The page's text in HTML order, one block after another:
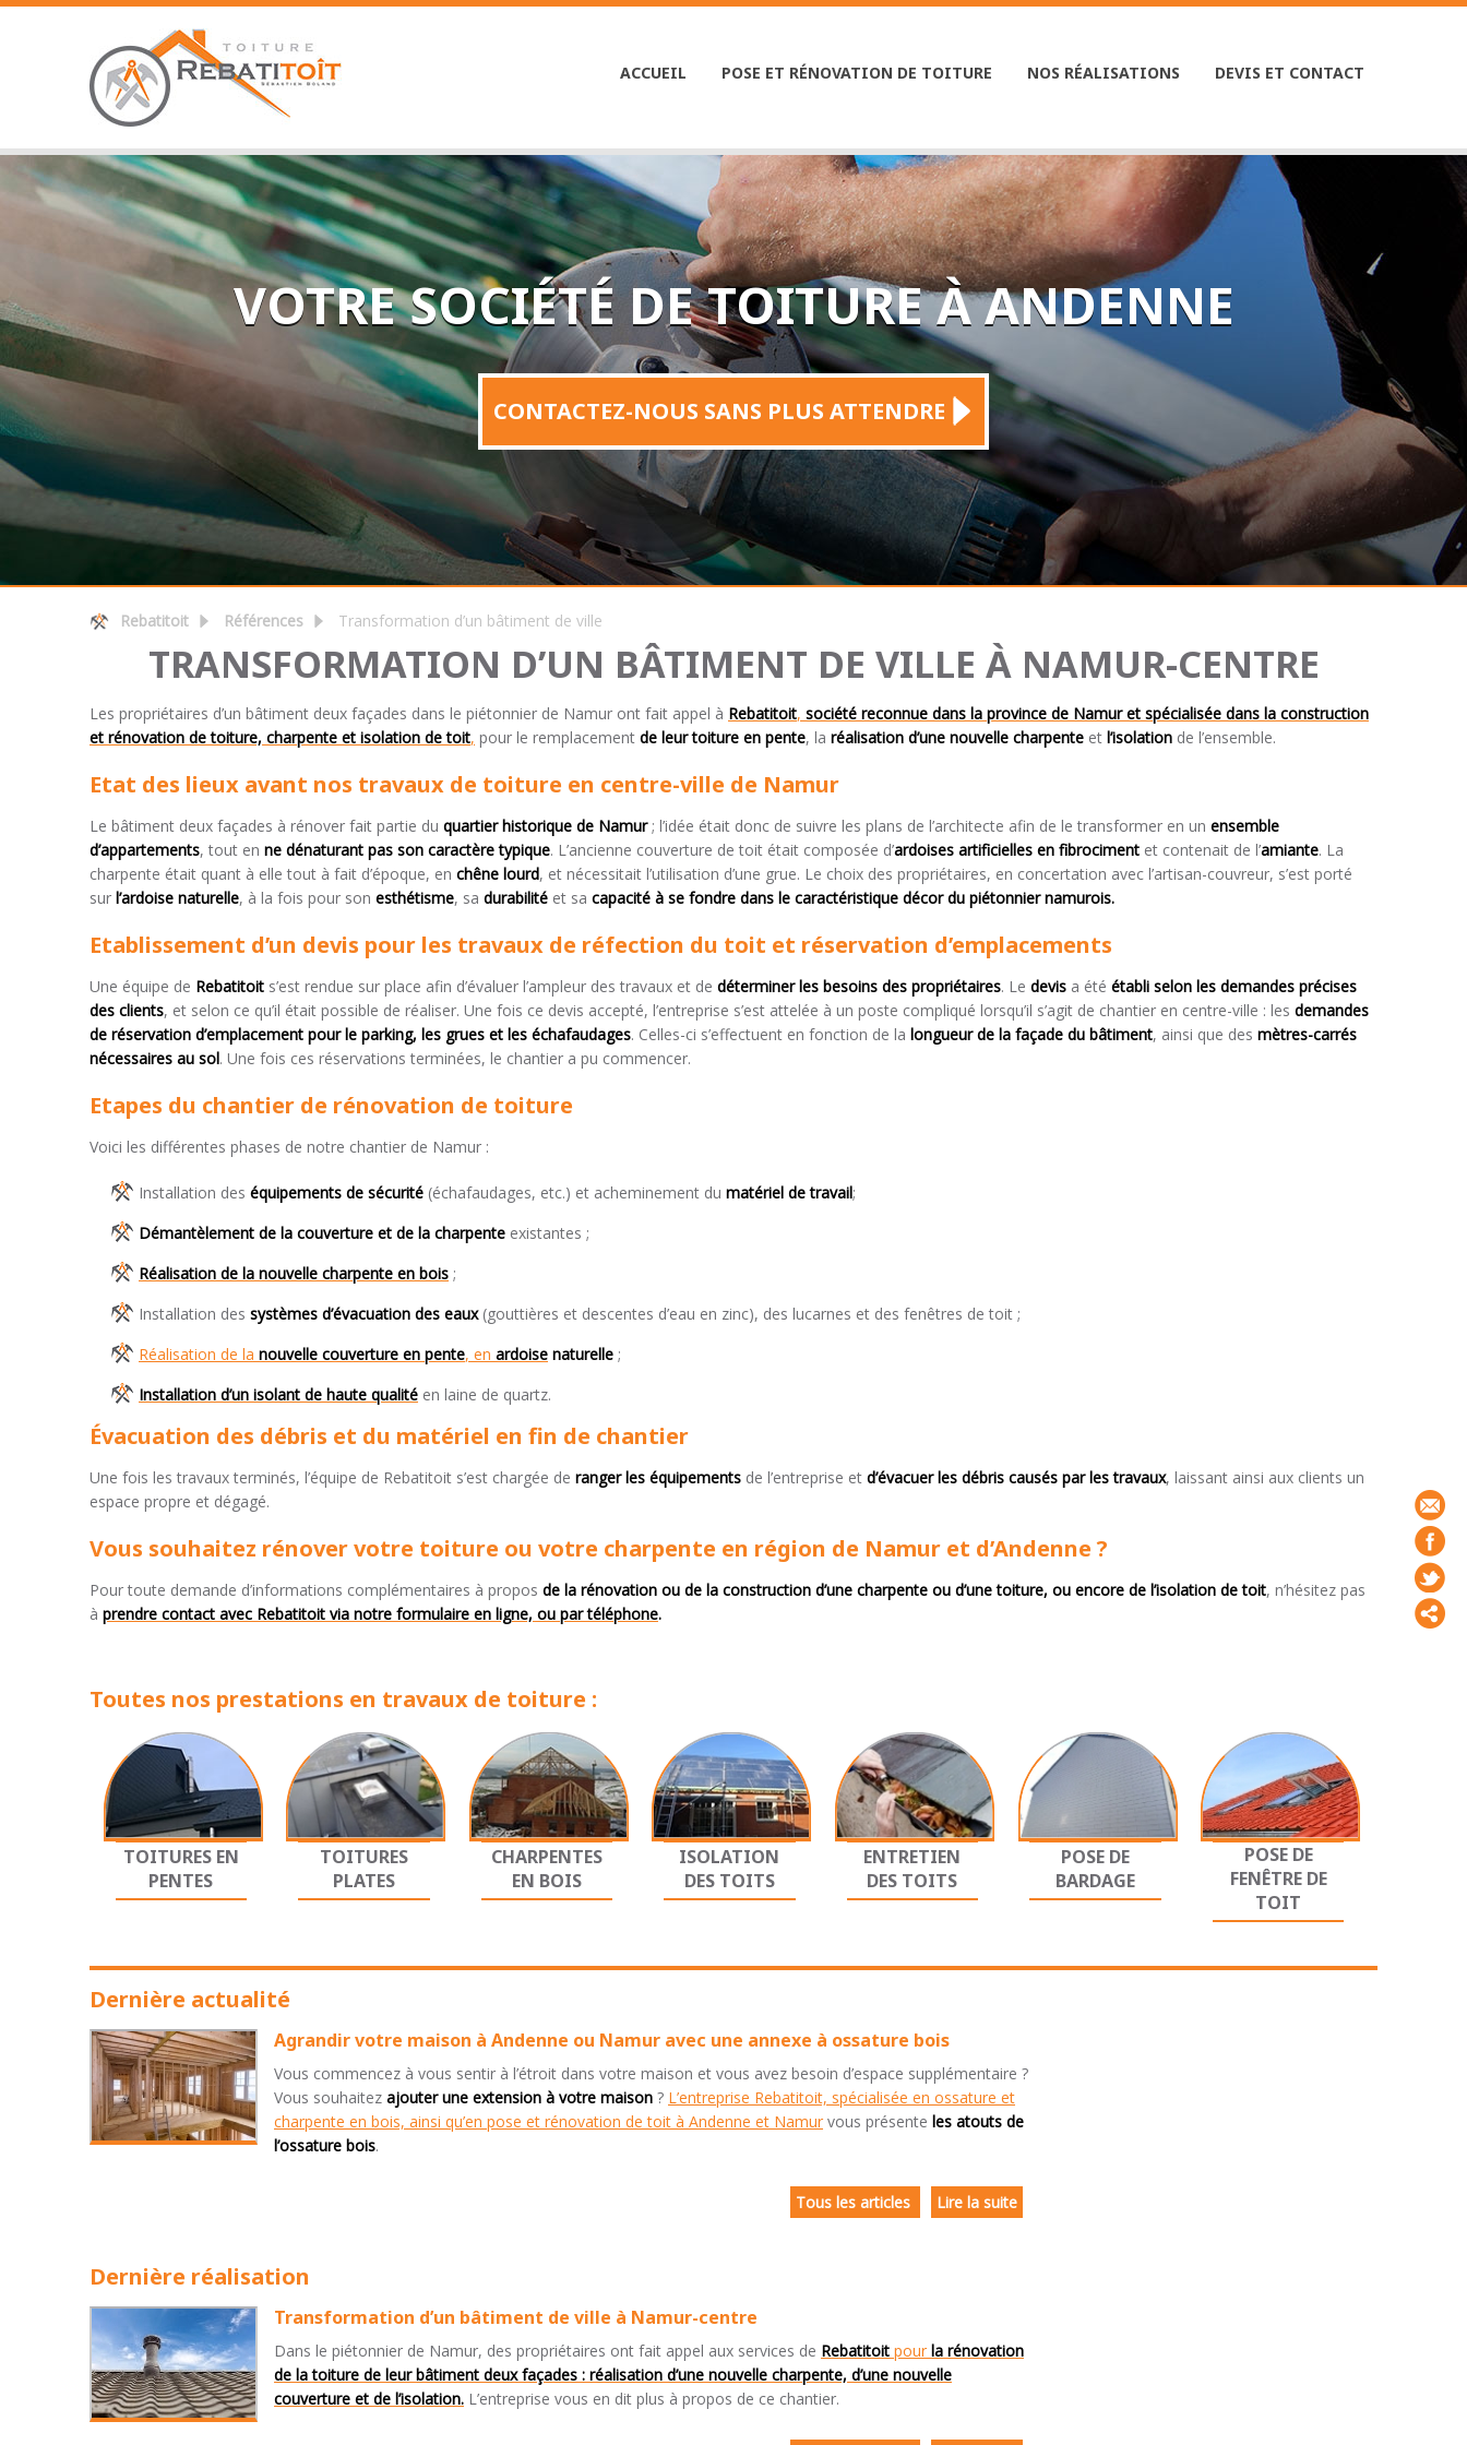
ACCUEIL POSE ET RÉNOVATION DE TOITURE NOS RÉALISATIONS DEVIS ET CONTACT
VOTRE SOCIÉTÉ DE TOITURE À ANDENNE
CONTACTEZ-NOUS SANS PLUS ATTENDRE
Rebatitoit Références Transformation d’un bâtiment de ville
TRANSFORMATION D’UN BÂTIMENT DE VILLE À NAMUR-CENTRE
Les propriétaires d’un bâtiment deux façades dans le piétonnier de Namur ont fait appel à Rebatitoit, société reconnue dans la province de Namur et spécialisée dans la construction
et rénovation de toiture, charpente et isolation de toit, pour le remplacement de leur toiture en pente, la réalisation d’une nouvelle charpente et l’isolation de l’ensemble.
Etat des lieux avant nos travaux de toiture en centre-ville de Namur
Le bâtiment deux façades à rénover fait partie du quartier historique de Namur; l’idée était donc de suivre les plans de l’architecte afin de le transformer en un ensemble
d’appartements, tout en ne dénaturant pas son caractère typique. L’ancienne couverture de toit était composée d’ardoises artificielles en fibrociment et contenait de l’amiante. La
charpente était quant à elle tout à fait d’époque, en chêne lourd, et nécessitait l’utilisation d’une grue. Le choix des propriétaires, en concertation avec l’artisan-couvreur, s’est porté
sur l’ardoise naturelle, à la fois pour son esthétisme, sa durabilité et sa capacité à se fondre dans le caractéristique décor du piétonnier namurois.
Etablissement d’un devis pour les travaux de réfection du toit et réservation d’emplacements
Une équipe de Rebatitoit s’est rendue sur place afin d’évaluer l’ampleur des travaux et de déterminer les besoins des propriétaires. Le devis a été établi selon les demandes précises
des clients, et selon ce qu’il était possible de réaliser. Une fois ce devis accepté, l’entreprise s’est attelée à un poste compliqué lorsqu’il s’agit de chantier en centre-ville : les demandes
de réservation d’emplacement pour le parking, les grues et les échafaudages. Celles-ci s’effectuent en fonction de la longueur de la façade du bâtiment, ainsi que des mètres-carrés
nécessaires au sol. Une fois ces réservations terminées, le chantier a pu commencer.
Etapes du chantier de rénovation de toiture
Voici les différentes phases de notre chantier de Namur :
Installation des équipements de sécurité (échafaudages, etc.) et acheminement du matériel de travail;
Démantèlement de la couverture et de la charpente existantes ;
Réalisation de la nouvelle charpente en bois ;
Installation des systèmes d’évacuation des eaux(gouttières et descentes d’eau en zinc), des lucarnes et des fenêtres de toit ;
Réalisation de la nouvelle couverture en pente, en ardoise naturelle ;
Installation d’un isolant de haute qualité en laine de quartz.
Évacuation des débris et du matériel en fin de chantier
Une fois les travaux terminés, l’équipe de Rebatitoit s’est chargée de ranger les équipements de l’entreprise et d’évacuer les débris causés par les travaux, laissant ainsi aux clients un
espace propre et dégagé.
Vous souhaitez rénover votre toiture ou votre charpente en région de Namur et d’Andenne ?
Pour toute demande d’informations complémentaires à propos de la rénovation ou de la construction d’une charpente ou d’une toiture, ou encore de l’isolation de toit, n’hésitez pas
à prendre contact avec Rebatitoit via notre formulaire en ligne, ou par téléphone.
Toutes nos prestations en travaux de toiture :
TOITURES EN
PENTES
TOITURES
PLATES
CHARPENTES
EN BOIS
ISOLATION
DES TOITS
ENTRETIEN
DES TOITS
POSE DE
BARDAGE
POSE DE
FENÊTRE DE
TOIT
Dernière actualité
Agrandir votre maison à Andenne ou Namur avec une annexe à ossature bois
Vous commencez à vous sentir à l’étroit dans votre maison et vous avez besoin d’espace supplémentaire ?
Vous souhaitez ajouter une extension à votre maison ? L’entreprise Rebatitoit, spécialisée en ossature et
charpente en bois, ainsi qu’en pose et rénovation de toit à Andenne et Namur vous présente les atouts de
l’ossature bois.
Tous les articles Lire la suite
Dernière réalisation
Transformation d’un bâtiment de ville à Namur-centre
Dans le piétonnier de Namur, des propriétaires ont fait appel aux services de Rebatitoit pour la rénovation
de la toiture de leur bâtiment deux façades : réalisation d’une nouvelle charpente, d’une nouvelle
couverture et de l’isolation. L’entreprise vous en dit plus à propos de ce chantier.